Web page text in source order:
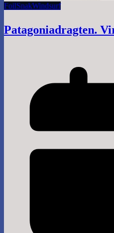
FoilSnakWindsurf
Patagoniadragten.